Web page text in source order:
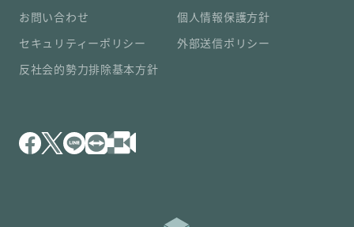
お問い合わせ
個人情報保護方針
セキュリティーポリシー
外部送信ポリシー
反社会的勢力排除基本方針